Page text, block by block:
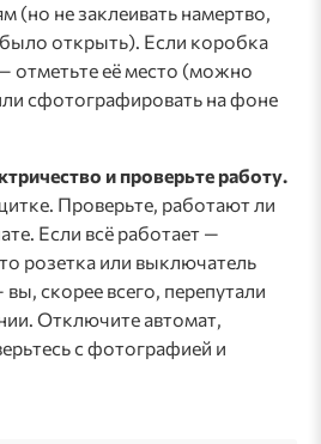
(но не заклеивать намертво,
открыть). Если коробка
отметьте её место (можно
сфотографировать на фоне
и проверьте работу.
Проверьте, работают ли
Если всё работает —
розетка или выключатель
скорее всего, перепутали
Отключите автомат,
с фотографией и